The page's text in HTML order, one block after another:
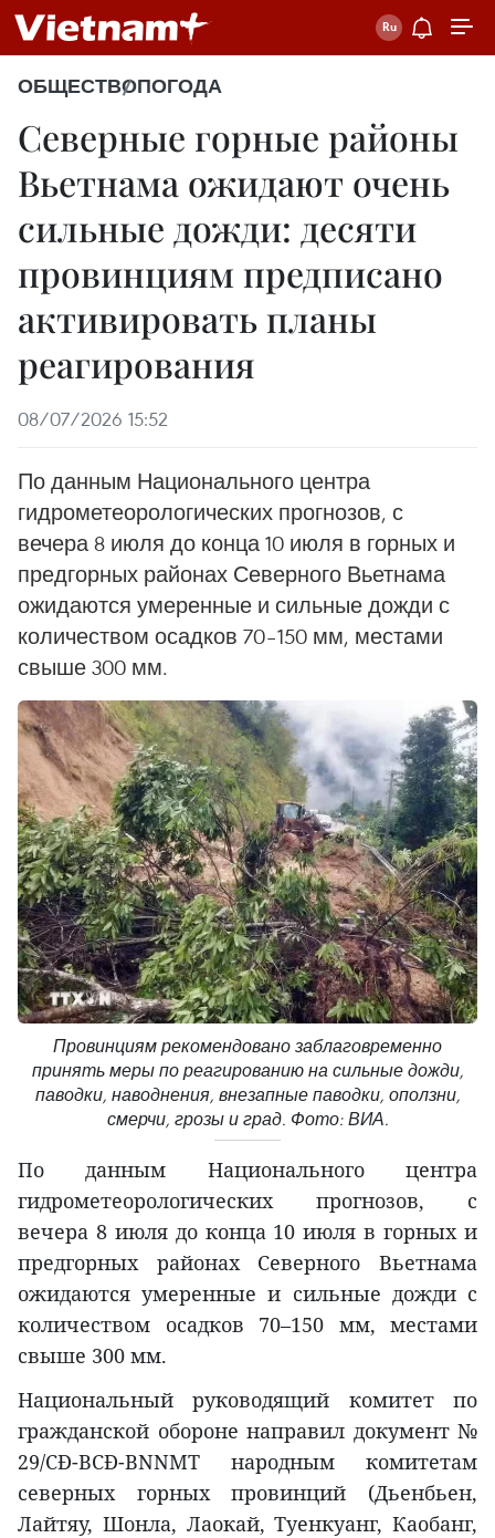
ОБЩЕСТВОПОГОДА
Северные горные районы
Вьетнама ожидают очень
сильные дожди: десяти
провинциям предписано
активировать планы
реагирования
08/07/2026 15:52
По данным Национального центра
гидрометеорологических прогнозов, с
вечера 8 июля до конца 10 июля в горных и
предгорных районах Северного Вьетнама
ожидаются умеренные и сильные дожди с
количеством осадков 70–150 мм, местами
свыше 300 мм.
Провинциям рекомендовано заблаговременно
принять меры по реагированию на сильные дожди,
паводки, наводнения, внезапные паводки, оползни,
смерчи, грозы и град. Фото: ВИА.
По данным Национального центра
гидрометеорологических прогнозов, с
вечера 8 июля до конца 10 июля в горных и
предгорных районах Северного Вьетнама
ожидаются умеренные и сильные дожди с
количеством осадков 70–150 мм, местами
свыше 300 мм.
Национальный руководящий комитет по
гражданской обороне направил документ №
29/CĐ-BCĐ-BNNMT народным комитетам
северных горных провинций (Дьенбьен,
Лайтяу, Шонла, Лаокай, Туенкуанг, Каобанг,